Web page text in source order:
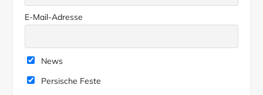
E-Mail-Adresse
News
Persische Feste